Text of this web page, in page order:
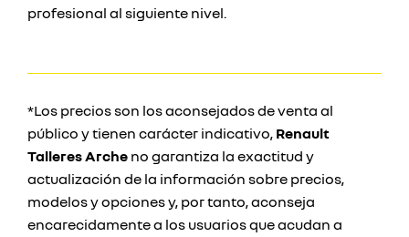
profesional al siguiente nivel.
*Los precios son los aconsejados de venta al
público y tienen carácter indicativo, Renault
Talleres Arche no garantiza la exactitud y
actualización de la información sobre precios,
modelos y opciones y, por tanto, aconseja
encarecidamente a los usuarios que acudan a